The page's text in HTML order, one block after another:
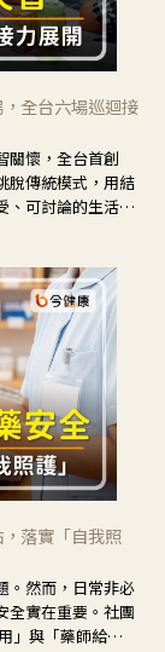
全台六場巡迴接
關懷，全台首創
脫傳統模式，用結
、可討論的生活情
落實「自我照
。然而，日常非必
全實在重要。社團
」與「藥師給